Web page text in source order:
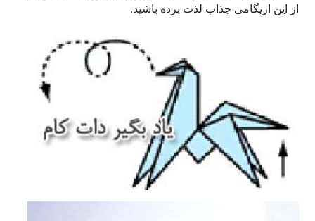
از این اریگامی جذاب لذت برده باشید.